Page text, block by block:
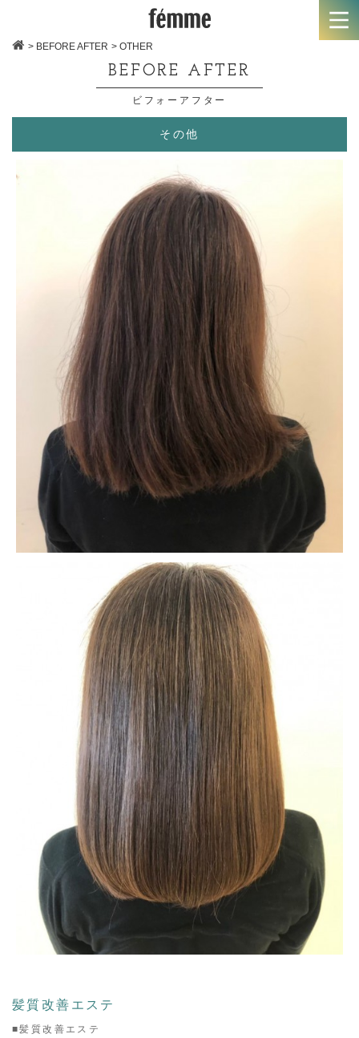
> BEFORE AFTER > OTHER
BEFORE AFTER
ビフォーアフター
その他
髪質改善エステ
■髪質改善エステ